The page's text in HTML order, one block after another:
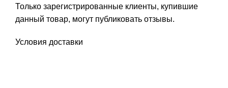
Только зарегистрированные клиенты, купившие
данный товар, могут публиковать отзывы.
Условия доставки